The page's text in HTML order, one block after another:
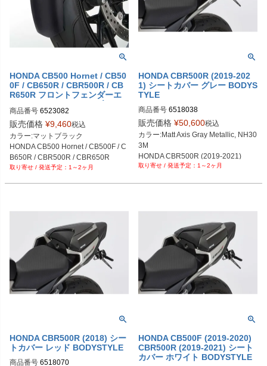
HONDA CB500 Hornet / CB50
0F / CB650R / CBR500R / CB
R650R フロントフェンダーエ
BODYSTYLE
商品番号 6523082
販売価格 ¥9,460税込
カラー:マットブラック
HONDA CB500 Hornet / CB500F / C
B650R / CBR500R / CBR650R
1～2ヶ月
HONDA CBR500R (2019-202
1) シートカバー グレー BODYS
TYLE
商品番号 6518038
販売価格 ¥50,600税込
カラー:Matt Axis Gray Metallic, NH30
3M
HONDA CBR500R (2019-2021)
1～2ヶ月
HONDA CBR500R (2018) シー
トカバー レッド BODYSTYLE
商品番号 6518070
HONDA CB500F (2019-2020)
CBR500R (2019-2021) シート
カバー ホワイト BODYSTYLE